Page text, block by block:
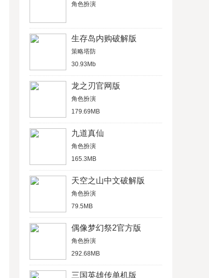
角色扮演
生存岛内购破解版
策略塔防
30.93Mb
龙之刃官网版
角色扮演
179.69MB
九道真仙
角色扮演
165.3MB
天空之山中文破解版
角色扮演
79.5MB
偶像梦幻祭2官方版
角色扮演
292.68MB
三国英雄传单机版